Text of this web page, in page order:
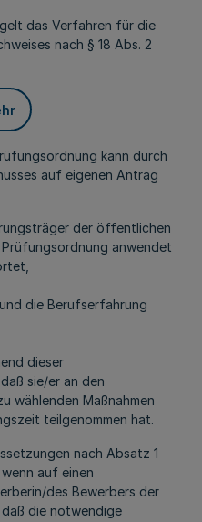
das Verfahren für die
nach § 18 Abs. 2
kann durch
auf eigenen Antrag
der öffentlichen
anwendet
die Berufserfahrung
dieser
sie/er an den
wählenden Maßnahmen
teilgenommen hat.
nach Absatz 1
auf einen
des Bewerbers der
die notwendige